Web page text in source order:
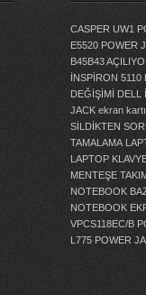
CASPER UW1
E5520 POWER
B45B43
İNSPİRON
DEĞİŞİMİ
DELL
JACK ekran
SİLDİKTEN
TAMALAMA
LAPTOP
MENTEŞE
NOTEBOOK
NOTEBOOK
VPCS118EC/B
L775 POWER